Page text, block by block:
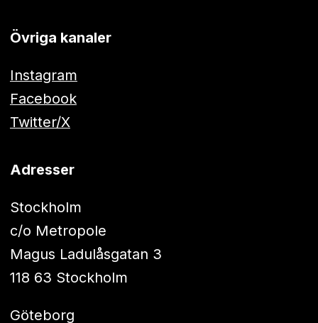
Övriga kanaler
Instagram
Facebook
Twitter/X
Adresser
Stockholm
c/o Metropole
Magus Ladulåsgatan 3
118 63 Stockholm
Göteborg